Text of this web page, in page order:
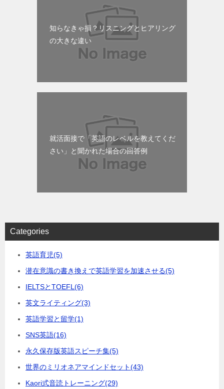
知らなきゃ損？リスニングとヒアリング
の大きな違い
就活面接で「英語のレベルを教えてくだ
さい」と聞かれた場合の回答例
Categories
英語育児(5)
潜在意識の書き換えで英語学習を加速させる(5)
IELTSとTOEFL (6)
英文ライティング(3)
英語学習と留学(1)
SNS英語(16)
永久保存版英語スピーチ集(5)
世界のミリオネアマインドセット(43)
Kaori式音読トレーニング(29)